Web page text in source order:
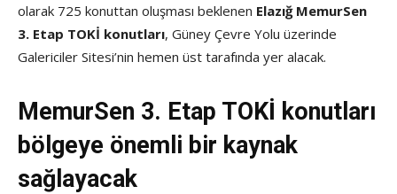
olarak 725 konuttan oluşması beklenen Elazığ MemurSen
3. Etap TOKİ konutları, Güney Çevre Yolu üzerinde
Galericiler Sitesi’nin hemen üst tarafında yer alacak.
MemurSen 3. Etap TOKİ konutları
bölgeye önemli bir kaynak
sağlayacak